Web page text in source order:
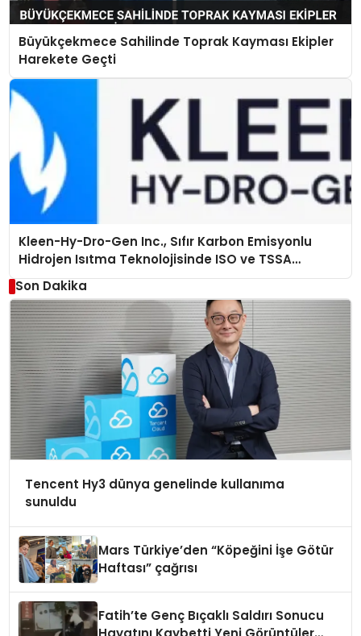
Büyükçekmece Sahilinde Toprak Kayması Ekipler
Harekete Geçti
Kleen-Hy-Dro-Gen Inc., Sıfır Karbon Emisyonlu
Hidrojen Isıtma Teknolojisinde ISO ve TSSA
Düzenleyici Onaylarını Aldı
Son Dakika
Tencent Hy3 dünya genelinde kullanıma
sunuldu
Mars Türkiye’den “Köpeğini İşe Götür
Haftası” çağrısı
Fatih’te Genç Bıçaklı Saldırı Sonucu